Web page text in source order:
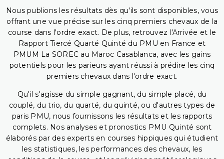
Nous publions les résultats dès qu'ils sont disponibles, vous
offrant une vue précise sur les cinq premiers chevaux de la
course dans l'ordre exact. De plus, retrouvez l'Arrivée et le
Rapport Tiercé Quarté Quinté du PMU en France et
PMUM La SOREC au Maroc Casablanca, avec les gains
potentiels pour les parieurs ayant réussi à prédire les cinq
premiers chevaux dans l'ordre exact.
Qu'il s'agisse du simple gagnant, du simple placé, du
couplé, du trio, du quarté, du quinté, ou d'autres types de
paris PMU, nous fournissons les résultats et les rapports
complets. Nos analyses et pronostics PMU Quinté sont
élaborés par des experts en courses hippiques qui étudient
les statistiques, les performances des chevaux, les